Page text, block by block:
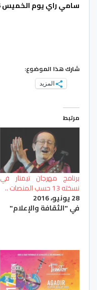
سامي راي يوم الخميس 6 يوليوز.
شارك هذا الموضوع:
المزيد
مرتبط
برنامج مهرجان تيمتار في
نسخته 13 حسب المنصات ..
28 يونيو، 2016
في "الثقافة والإعلام"